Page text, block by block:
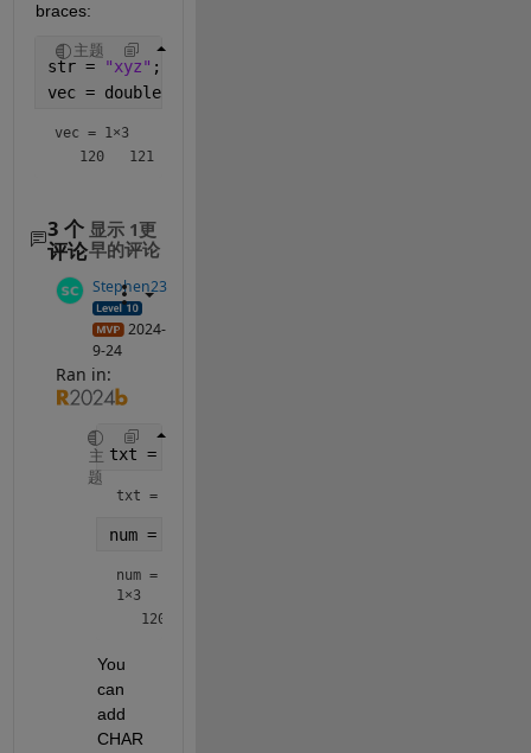
braces:
主题
str = "xyz" ;
vec = double(str{1})
vec = 1×3
3 个
评论
显示 1更
早的评论
Stephen23
2024-
9-24
Ran in:
主
题
txt = char(120:122)
txt =
num = uint8(txt)
num =
1×3
You
can
add
CHAR